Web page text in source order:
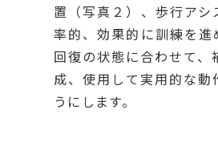
置（写真２）、歩行アシ
率的、効果的に訓練を進
回復の状態に合わせて、
成、使用して実用的な動
うにします。